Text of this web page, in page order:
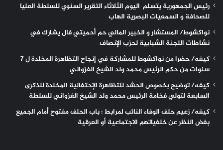
رئيس الجمهورية يتسلم اليوم الثلاثاء التقرير السنوي للسلطة العليا
للصحافة و السمعيات البصرية الهاب
نواكشوط/ المستشار و الخبير المالي حم أحميتي فال يشارك في
نشاطات اللجنة الشبابية لحزب الإنصاف
كيفه/ حضرا من نواكشوط للمشاركة في إنجاح التظاهرة المخلدة ل 7
سنوات من حكم الرئيس محمد ولد الشيخ الغزواني
كيفه/ توضيح بخصوص الحشد للتظاهرة الإحتفالية المخلدة للذكرى
السابعة لتولي فخامة الرئيس محمد ولد الشيخ الغزواني للسلطة
كيفه/ زعيم حلف الوفاء النائب لمرابط : باب الحلف مفتوح أمام الجميع
بغض النظر عن خلفياتهم الاجتماعية أو العرقية